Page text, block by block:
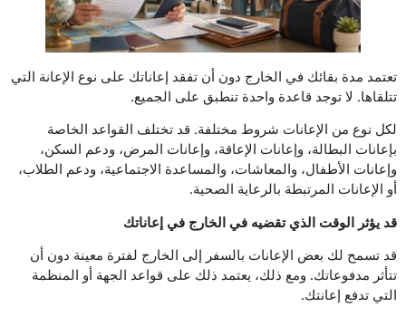
تعتمد مدة بقائك في الخارج دون أن تفقد إعاناتك على نوع الإعانة التي
تتلقاها. لا توجد قاعدة واحدة تنطبق على الجميع.
لكل نوع من الإعانات شروط مختلفة. قد تختلف القواعد الخاصة
بإعانات البطالة، وإعانات الإعاقة، وإعانات المرض، ودعم السكن،
وإعانات الأطفال، والمعاشات، والمساعدة الاجتماعية، ودعم الطلاب،
أو الإعانات المرتبطة بالرعاية الصحية.
قد يؤثر الوقت الذي تقضيه في الخارج في إعاناتك
قد تسمح لك بعض الإعانات بالسفر إلى الخارج لفترة معينة دون أن
تتأثر مدفوعاتك. ومع ذلك، يعتمد ذلك على قواعد الجهة أو المنظمة
التي تدفع إعانتك.